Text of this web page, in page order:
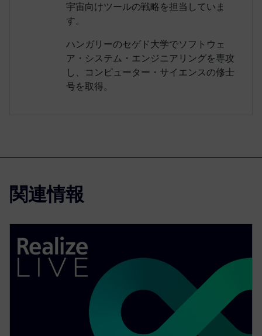
宇宙向けツールの戦略を担当していま
す。
ハンガリーのセゲド大学でソフトウェ
ア・システム・エンジニアリングを専攻
し、コンピューター・サイエンスの修士
号を取得。
関連情報